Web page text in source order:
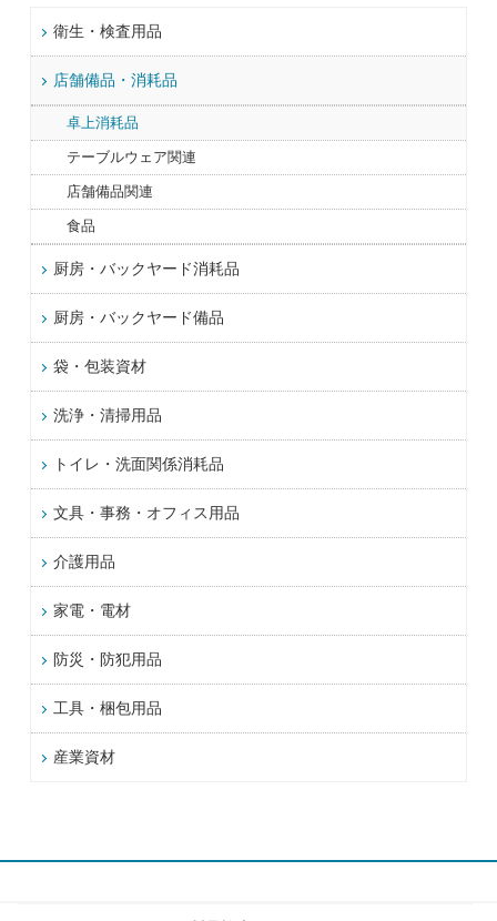
衛生・検査用品
店舗備品・消耗品
卓上消耗品
テーブルウェア関連
店舗備品関連
食品
厨房・バックヤード消耗品
厨房・バックヤード備品
袋・包装資材
洗浄・清掃用品
トイレ・洗面関係消耗品
文具・事務・オフィス用品
介護用品
家電・電材
防災・防犯用品
工具・梱包用品
産業資材